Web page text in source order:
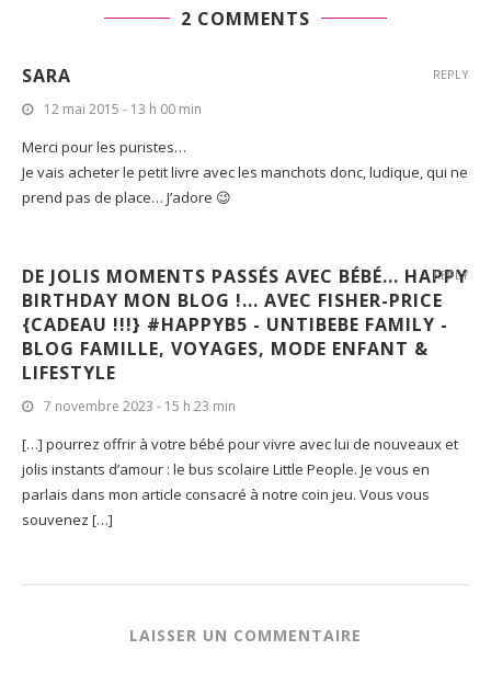
2 COMMENTS
SARA
12 mai 2015 - 13 h 00 min
Merci pour les puristes…
Je vais acheter le petit livre avec les manchots donc, ludique, qui ne
prend pas de place… J’adore 😉
REPLY
DE JOLIS MOMENTS PASSÉS AVEC BÉBÉ... HAPPY
BIRTHDAY MON BLOG !... AVEC FISHER-PRICE
{CADEAU !!!} #HAPPYB5 - UNTIBEBE FAMILY -
BLOG FAMILLE, VOYAGES, MODE ENFANT &
LIFESTYLE
7 novembre 2023 - 15 h 23 min
[…] pourrez offrir à votre bébé pour vivre avec lui de nouveaux et
jolis instants d’amour : le bus scolaire Little People. Je vous en
parlais dans mon article consacré à notre coin jeu. Vous vous
souvenez […]
REPLY
LAISSER UN COMMENTAIRE